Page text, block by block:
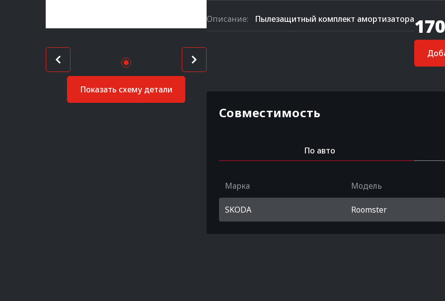
Показать схему детали
Описание: Пылезащитный комплект амортизатора
Совместимость
По авто
Марка Модель
SKODA Roomster